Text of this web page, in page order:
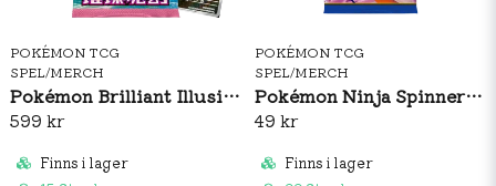
POKÉMON TCG
SPEL/MERCH
Pokémon Brilliant Illusions CSV8C Booster Box Slim (S-CH)
599 kr
Finns i lager
POKÉMON TCG
SPEL/MERCH
Pokémon Ninja Spinner Booster Pack (JP)
49 kr
Finns i lager